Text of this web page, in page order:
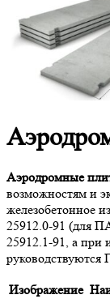
Аэродромные
возможностям и
железобетонное
25912.0-91 (для
25912.1-91, а при
Изображение